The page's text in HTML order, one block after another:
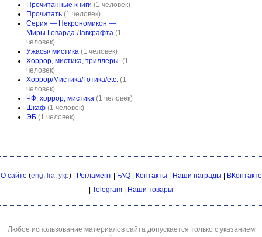
Прочитанные книги (1 человек)
Прочитать (1 человек)
Серия — Некрономикон —
Миры Говарда Лавкрафта (1
человек)
Ужасы/ мистика (1 человек)
Хоррор, мистика, триллеры. (1
человек)
Хоррор/Мистика/Готика/etc. (1
человек)
ЧФ, хоррор, мистика (1 человек)
Шкаф (1 человек)
ЭБ (1 человек)
О сайте (eng, fra, укр) | Регламент| FAQ| Контакты Наши награды
ВКонтакте
Telegram Наши товары
Любое использование материалов сайта допускается только с указанием